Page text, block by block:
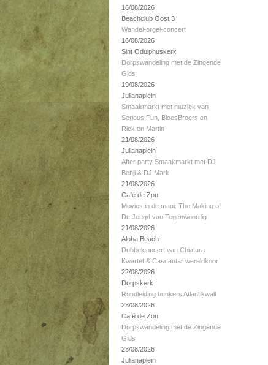
16/08/2026
Beachclub Oost 3
Wandel-orgel-concert
16/08/2026
Sint Odulphuskerk
Dorpswandeling met de Zingende
Gids
19/08/2026
Julianaplein
Smaakmarkt met muziek van
Serious Fun, BloesBroers en
Rick en Martin
21/08/2026
Julianaplein
After party Smaakmarkt met DJ
Benji & DJ Mark
21/08/2026
Café de Zon
Movies in de maui: The Making of
De Jeugd van Tegenwoordig
21/08/2026
Aloha Beach
Dubbelconcert van Chiatura
Kwartet & Cascantar wereldkoor
22/08/2026
Dorpskerk
Rondleiding bunkers Atlantikwall
23/08/2026
Café de Zon
Dorpswandeling met de Zingende
Gids
23/08/2026
Julianaplein